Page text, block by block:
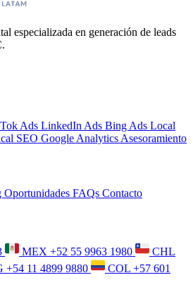
especializada en generación de leads
Ads LinkedIn Ads Bing Ads Local
SEO Google Analytics Asesoramiento
Oportunidades FAQs Contacto
MEX +52 55 9963 1980
CHL
+54 11 4899 9880 COL +57 601